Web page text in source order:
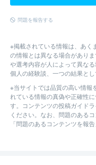
問題を報告する
※掲載されている情報は、あく
の情報とは異なる場合があり
や選考内容が人によって異な
個人の経験談、一つの結果と
※当サイトでは品質の高い情報
れている情報の真偽や正確性
す。コンテンツの投稿ガイド
ください。なお、問題のある
「問題のあるコンテンツを報